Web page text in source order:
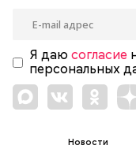
Я даю согласие
персональных
Новости